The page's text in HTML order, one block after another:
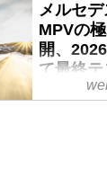
メルセ
MPVの
開、
て最終
マガジン